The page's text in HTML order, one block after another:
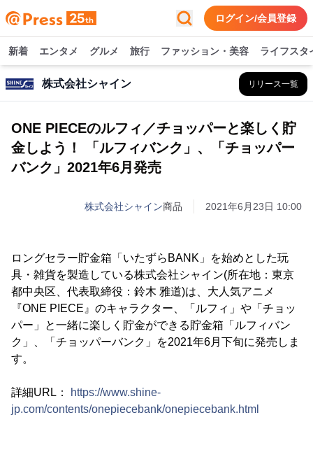
ログイン/会員登録
新着 エンタメ グルメ 旅行 ファッション・美容 ライフスタ
株式会社シャイン リリース一覧
ONE PIECEのルフィ／チョッパーと楽しく貯
金しよう！ 「ルフィバンク」、「チョッパー
バンク」2021年6月発売
株式会社シャイン商品 2021年6月23日 10:00
ロングセラー貯金箱「いたずらBANK」を始めとした玩
具・雑貨を製造している株式会社シャイン(所在地：東京
都中央区、代表取締役：鈴木 雅道)は、大人気アニメ
『ONE PIECE』のキャラクター、「ルフィ」や「チョッ
パー」と一緒に楽しく貯金ができる貯金箱「ルフィバン
ク」、「チョッパーバンク」を2021年6月下旬に発売しま
す。
詳細URL：
https://www.shine-
jp.com/contents/onepiecebank/onepiecebank.html